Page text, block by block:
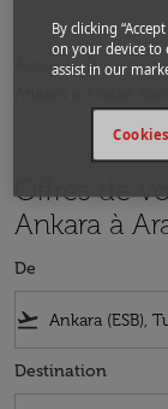
Accueil Vols
Offres de
Ankara à
De
flight_takeoff
Destination
By clicking
on your device to
assist in our